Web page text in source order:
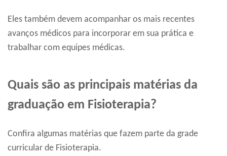
Eles também devem acompanhar os mais recentes
avanços médicos para incorporar em sua prática e
trabalhar com equipes médicas.
Quais são as principais matérias da
graduação em Fisioterapia?
Confira algumas matérias que fazem parte da grade
curricular de Fisioterapia.